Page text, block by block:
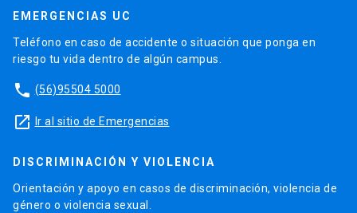
EMERGENCIAS UC
Teléfono en caso de accidente o situación que ponga en
riesgo tu vida dentro de algún campus.
phone (56)95504 5000
launch Ir al sitio de Emergencias
DISCRIMINACIÓN Y VIOLENCIA
Orientación y apoyo en casos de discriminación, violencia de
género o violencia sexual.